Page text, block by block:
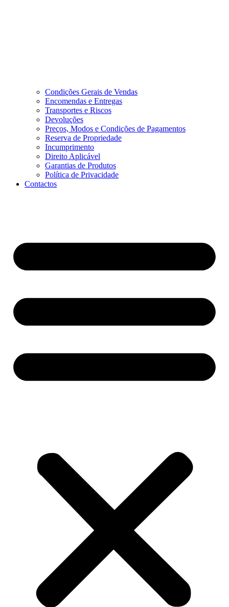
Condições Gerais de Vendas
Encomendas e Entregas
Transportes e Riscos
Devoluções
Preços, Modos e Condições de Pagamentos
Reserva de Propriedade
Incumprimento
Direito Aplicável
Garantias de Produtos
Política de Privacidade
Contactos